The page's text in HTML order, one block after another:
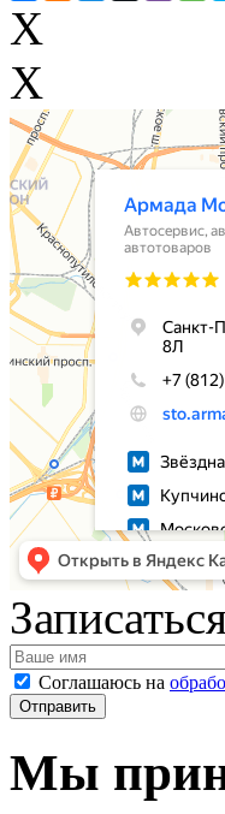
X
X
Соглашаюсь на
Мы